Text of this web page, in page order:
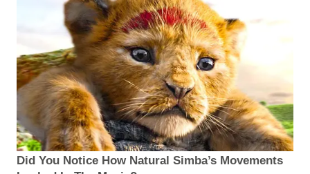
Did You Notice How Natural Simba’s Movements